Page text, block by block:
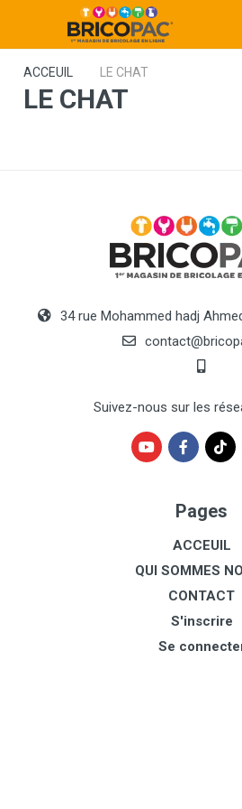
ACCEUIL LE CHAT
LE CHAT
34 rue Mohammed hadj
Suivez-nous sur les
Pages
ACCEUIL
QUI SOMMES
CONTACT
S'inscrire
Se